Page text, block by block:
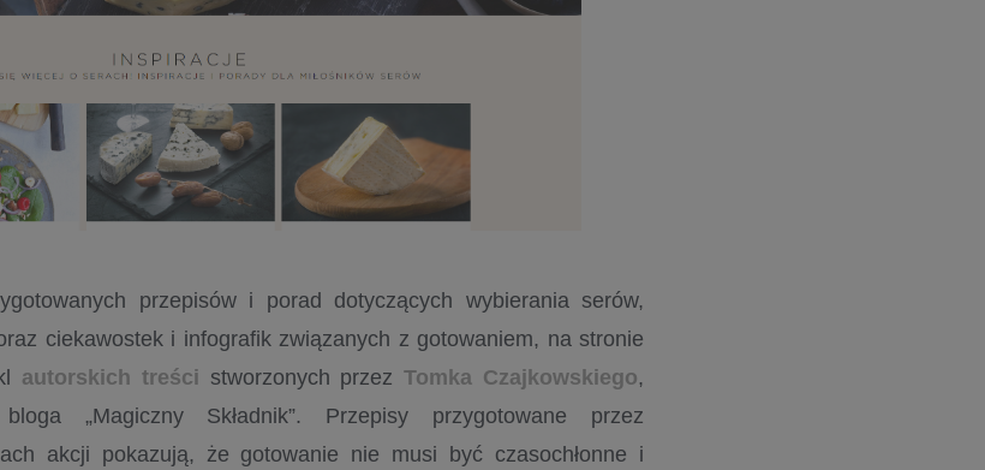
przepisów i porad dotyczących wybierania serów,
ciekawostek i infografik związanych z gotowaniem, na stronie
autorskich treści stworzonych przezTomka Czajkowskiego,
„Magiczny Składnik”. Przepisy przygotowane przez
akcji pokazują, że gotowanie nie musi być czasochłonne i